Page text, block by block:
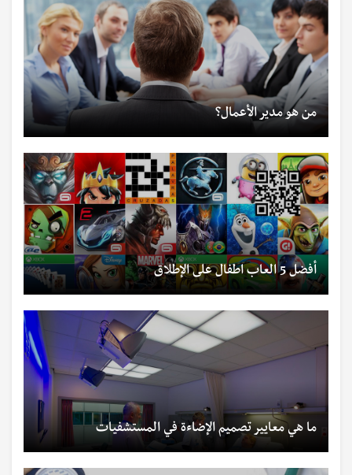
من هو مدير الأعمال؟
أفضل 5 العاب اطفال على الإطلاق
ما هي معايير تصميم الإضاءة في المستشفيات